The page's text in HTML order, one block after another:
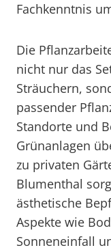
Fachkenntnis
Die
nicht nur das
Sträuchern,
passender
Standorte und
Grünanlagen
zu privaten
Blumenthal
ästhetische
Aspekte wie
Sonneneinfall